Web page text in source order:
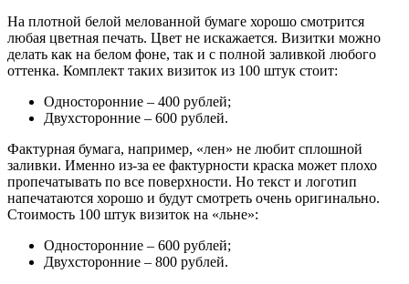
На плотной белой мелованной бумаге хорошо смотрится
любая цветная печать. Цвет не искажается. Визитки можно
делать как на белом фоне, так и с полной заливкой любого
оттенка. Комплект таких визиток из 100 штук стоит:
Односторонние – 400 рублей;
Двухсторонние – 600 рублей.
Фактурная бумага, например, «лен» не любит сплошной
заливки. Именно из-за ее фактурности краска может плохо
пропечатывать по все поверхности. Но текст и логотип
напечатаются хорошо и будут смотреть очень оригинально.
Стоимость 100 штук визиток на «льне»:
Односторонние – 600 рублей;
Двухсторонние – 800 рублей.